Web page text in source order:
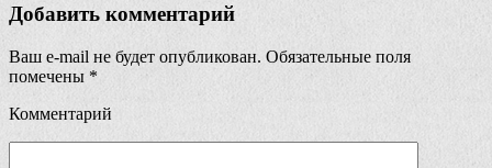
Добавить комментарий
Ваш e-mail не будет опубликован. Обязательные поля
помечены *
Комментарий